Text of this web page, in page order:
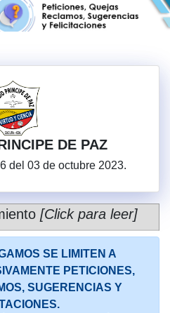
DE PAZ
del 03 de octubre 2023.
[Click para leer]
SE LIMITEN A
PETICIONES,
SUGERENCIAS Y